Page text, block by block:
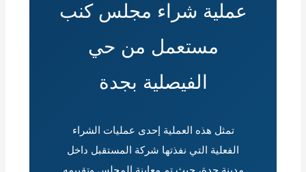
عملية شراء مجلس كنب
مستعمل من حي
الفيصلية بجدة
تمثل هذه العملية إحدى عمليات الشراء
الفعلية التي نفذتها شركة المستقبل داخل